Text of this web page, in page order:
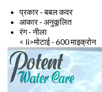
प्रकार - बबल कवर
आकार - अनुकूलित
रंग - नीला
< li>मोटाई - 600 माइक्रोन